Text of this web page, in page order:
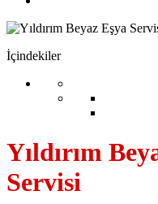
İçindekiler
Yıldırım
Servisi